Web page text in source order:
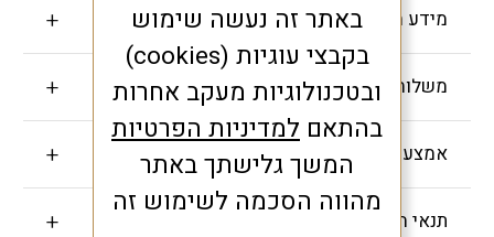
מידע חשוב
משלוחים והחזרות
אמצעי תשלום
תנאי האחריות
באתר זה נעשה שימוש
בקבצי עוגיות (cookies)
ובטכנולוגיות מעקב אחרות
בהתאם למדיניות הפרטיות
המשך גלישתך באתר
מהווה הסכמה לשימוש זה